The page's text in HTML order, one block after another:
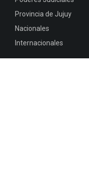
Provincia de Jujuy
Nacionales
Internacionales